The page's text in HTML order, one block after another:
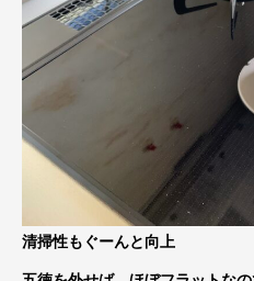
清掃性もぐーんと向上